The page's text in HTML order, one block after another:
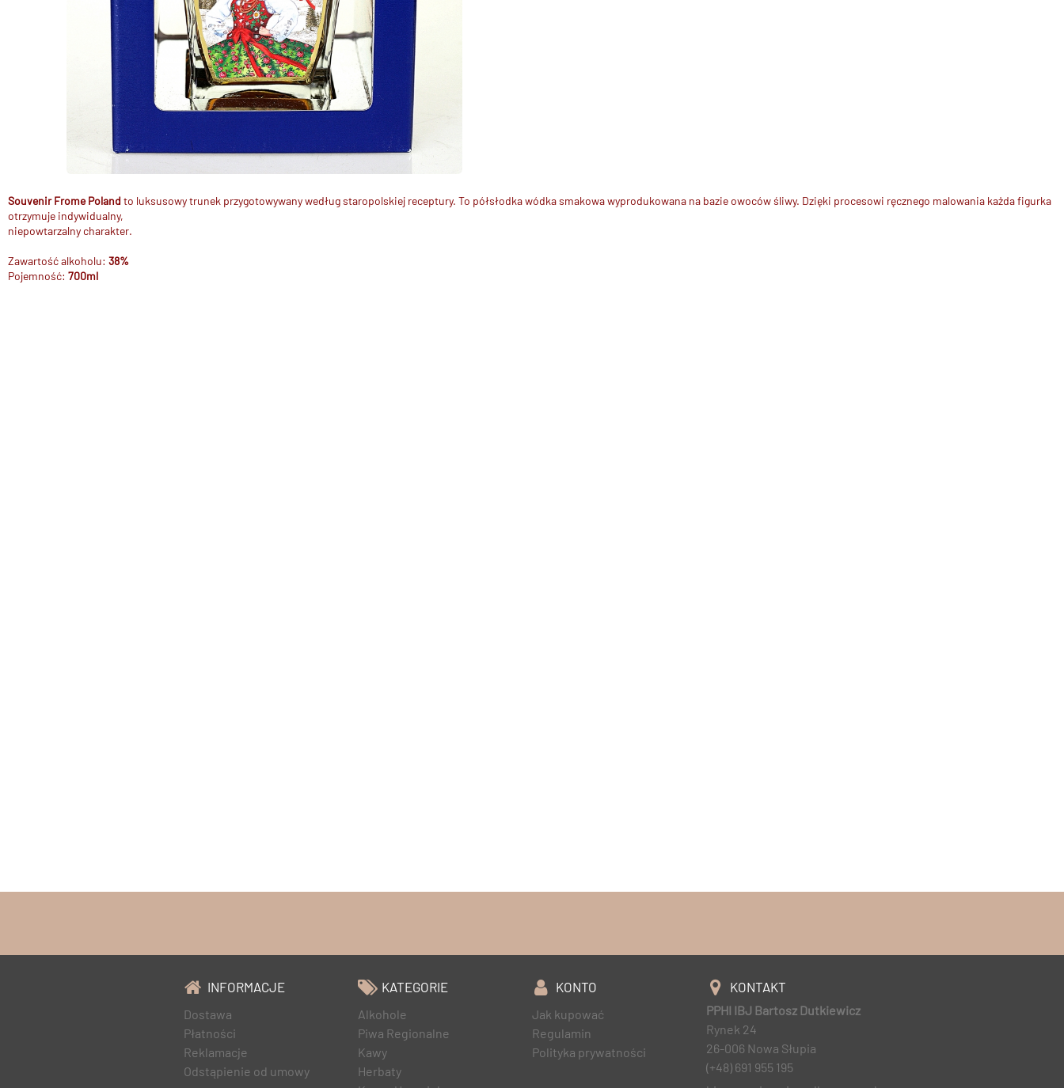
Souvenir Frome Poland to luksusowy trunek przygotowywany według staropolskiej receptury. To półsłodka wódka smakowa wyprodukowana na bazie owoców śliwy. Dzięki procesowi ręcznego malowania każda figurka
otrzymuje indywidualny,
niepowtarzalny charakter.
Zawartość alkoholu: 38%
Pojemność: 700ml
INFORMACJE
Dostawa
Płatności
Reklamacje
Odstąpienie od umowy
KATEGORIE
Alkohole
Piwa Regionalne
Kawy
Herbaty
KONTO
Jak kupować
Regulamin
Polityka prywatności
KONTAKT
PPHI IBJ Bartosz Dutkiewicz
Rynek 24
26-006 Nowa Słupia
(+48) 691 955 195